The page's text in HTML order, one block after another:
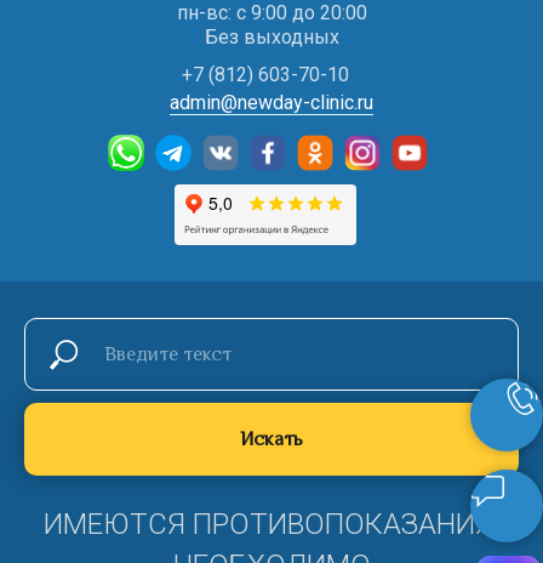
+7 (812) 603-70-10
пн-вс: с 9:00 до 20:00
Без выходных
admin@newday-clinic.ru
Искать
ИМЕЮТСЯ ПРОТИВОПОКАЗАНИЯ,